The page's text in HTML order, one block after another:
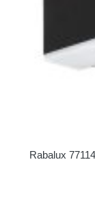
Rabalux